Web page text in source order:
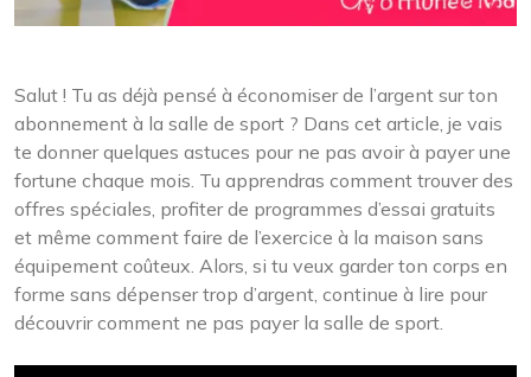
Salut ! Tu as déjà pensé à économiser de l’argent sur ton
abonnement à la salle de sport ? Dans cet article, je vais
te donner quelques astuces pour ne pas avoir à payer une
fortune chaque mois. Tu apprendras comment trouver des
offres spéciales, profiter de programmes d’essai gratuits
et même comment faire de l’exercice à la maison sans
équipement coûteux. Alors, si tu veux garder ton corps en
forme sans dépenser trop d’argent, continue à lire pour
découvrir comment ne pas payer la salle de sport.